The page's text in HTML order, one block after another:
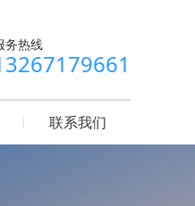
务热线
联系我们